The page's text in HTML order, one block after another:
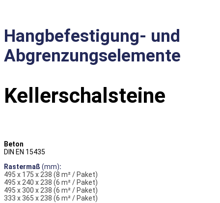
Hangbefestigung- und
Abgrenzungselemente
Kellerschalsteine
Beton
DIN EN 15435
Rastermaß (mm):
495 x 175 x 238 (8 m² / Paket)
495 x 240 x 238 (6 m² / Paket)
495 x 300 x 238 (6 m² / Paket)
333 x 365 x 238 (6 m² / Paket)